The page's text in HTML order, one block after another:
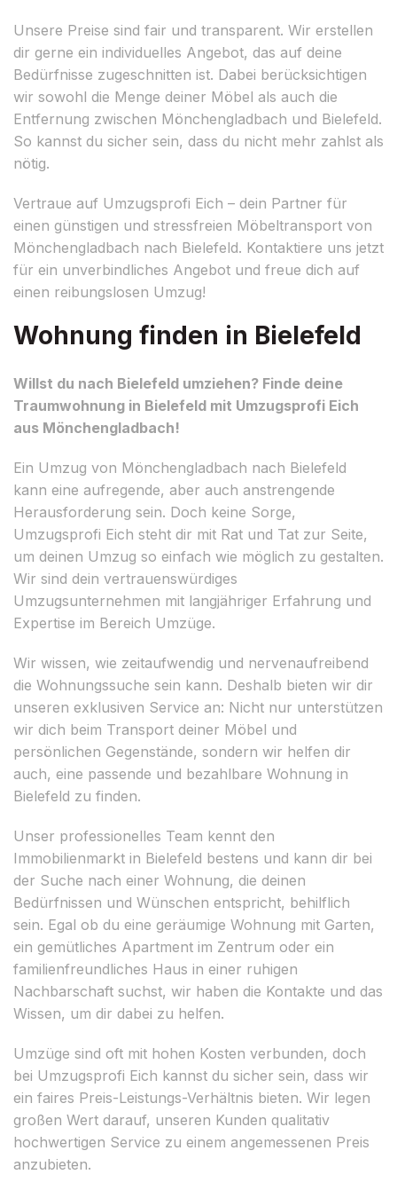
Unsere Preise sind fair und transparent. Wir erstellen
dir gerne ein individuelles Angebot, das auf deine
Bedürfnisse zugeschnitten ist. Dabei berücksichtigen
wir sowohl die Menge deiner Möbel als auch die
Entfernung zwischen Mönchengladbach und Bielefeld.
So kannst du sicher sein, dass du nicht mehr zahlst als
nötig.
Vertraue auf Umzugsprofi Eich – dein Partner für
einen günstigen und stressfreien Möbeltransport von
Mönchengladbach nach Bielefeld. Kontaktiere uns jetzt
für ein unverbindliches Angebot und freue dich auf
einen reibungslosen Umzug!
Wohnung finden in Bielefeld
Willst du nach Bielefeld umziehen? Finde deine
Traumwohnung in Bielefeld mit Umzugsprofi Eich
aus Mönchengladbach!
Ein Umzug von Mönchengladbach nach Bielefeld
kann eine aufregende, aber auch anstrengende
Herausforderung sein. Doch keine Sorge,
Umzugsprofi Eich steht dir mit Rat und Tat zur Seite,
um deinen Umzug so einfach wie möglich zu gestalten.
Wir sind dein vertrauenswürdiges
Umzugsunternehmen mit langjähriger Erfahrung und
Expertise im Bereich Umzüge.
Wir wissen, wie zeitaufwendig und nervenaufreibend
die Wohnungssuche sein kann. Deshalb bieten wir dir
unseren exklusiven Service an: Nicht nur unterstützen
wir dich beim Transport deiner Möbel und
persönlichen Gegenstände, sondern wir helfen dir
auch, eine passende und bezahlbare Wohnung in
Bielefeld zu finden.
Unser professionelles Team kennt den
Immobilienmarkt in Bielefeld bestens und kann dir bei
der Suche nach einer Wohnung, die deinen
Bedürfnissen und Wünschen entspricht, behilflich
sein. Egal ob du eine geräumige Wohnung mit Garten,
ein gemütliches Apartment im Zentrum oder ein
familienfreundliches Haus in einer ruhigen
Nachbarschaft suchst, wir haben die Kontakte und das
Wissen, um dir dabei zu helfen.
Umzüge sind oft mit hohen Kosten verbunden, doch
bei Umzugsprofi Eich kannst du sicher sein, dass wir
ein faires Preis-Leistungs-Verhältnis bieten. Wir legen
großen Wert darauf, unseren Kunden qualitativ
hochwertigen Service zu einem angemessenen Preis
anzubieten.